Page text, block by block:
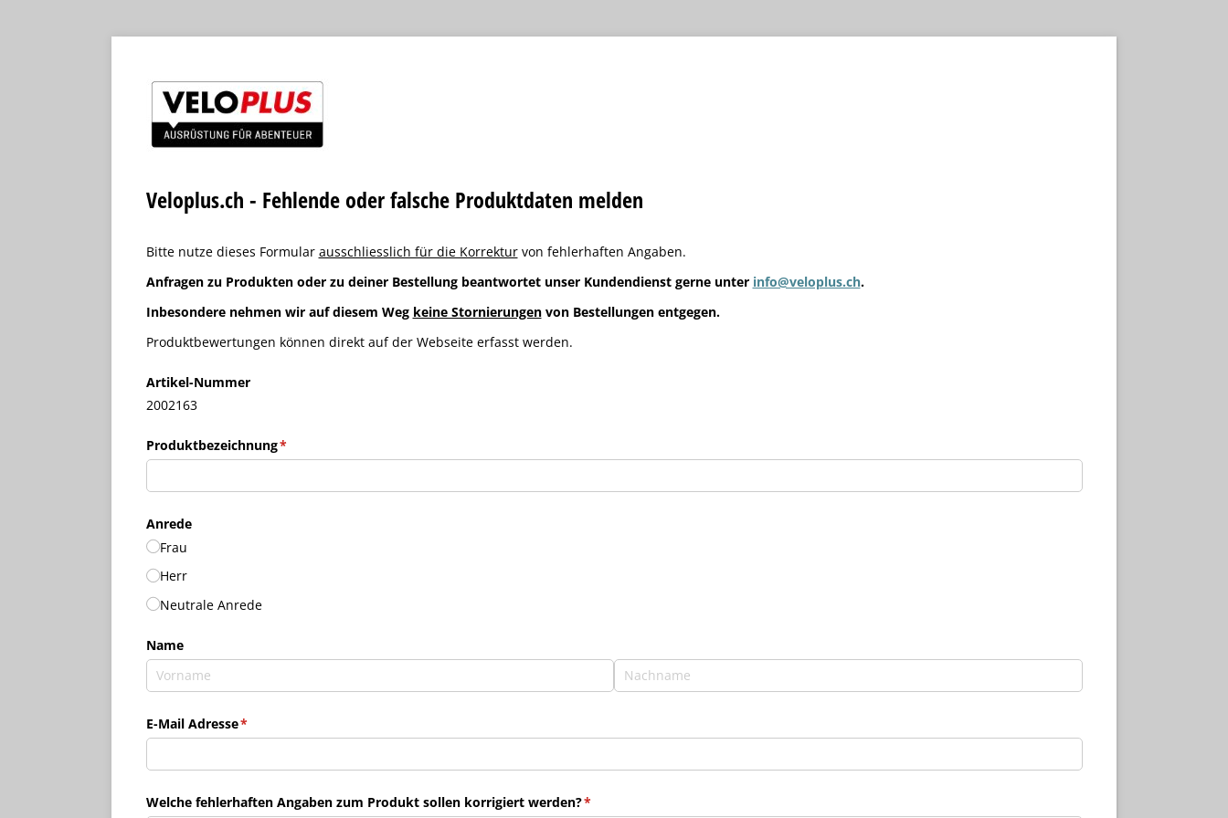
Veloplus.ch - Fehlende oder falsche Produktdaten melden
Bitte nutze dieses Formular ausschliesslich für die Korrekturvon fehlerhaften Angaben.
Anfragen zu Produkten oder zu deiner Bestellung beantwortet unser Kundendienst gerne unter info@veloplus.ch.
Inbesondere nehmen wir auf diesem Weg keine Stornierungenvon Bestellungen entgegen.
Produktbewertungen können direkt auf der Webseite erfasst werden.
Artikel-Nummer
2002163
Produktbezeichnung*
(erforderlich)
Anrede
Frau
Herr
Neutrale Anrede
Name
E-Mail Adresse*
(erforderlich)
Welche fehlerhaften Angaben zum Produkt sollen korrigiert werden?*
(erforderlich)